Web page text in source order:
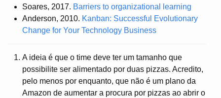
Soares, 2017. Barriers to organizational learning
Anderson, 2010. Kanban: Successful Evolutionary
Change for Your Technology Business
A ideia é que o time deve ter um tamanho que
possibilite ser alimentado por duas pizzas. Acredito,
pelo menos por enquanto, que não é um plano da
Amazon de aumentar a procura por pizzas ao abrir o